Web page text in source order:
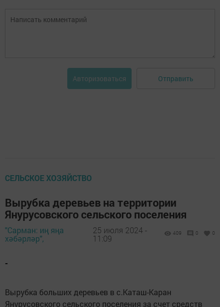
Авторизоваться Отправить
СЕЛЬСКОЕ ХОЗЯЙСТВО
Вырубка деревьев на территории
Янурусовского сельского поселения
"Сарман: иң яңа
хәбәрләр",
25 июля 2024 -
11:09
409 0 0
-
Вырубка больших деревьев в с.Каташ-Каран
Янурусовского сельского поселения за счет средств